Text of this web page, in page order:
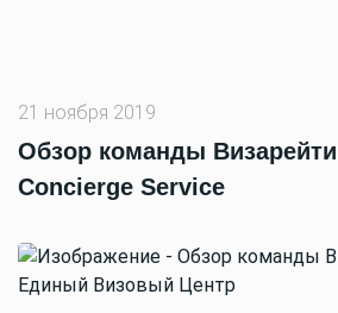
21 ноября 2019
Обзор команды
Concierge Service